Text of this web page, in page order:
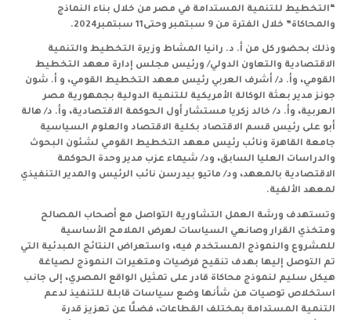
“التخطيط للتنمية المستدامة في مصر من خلال بناء النماذج
والمحاكاة” خلال الفترة من 9 سبتمبر وحتى11 سبتمبر2024.
وذلك بحضور كل من أ. د. رانيا المشاط وزيرة التخطيط والتنمية
الاقتصادية والتعاون الدولي/ ورئيس مجلس إدارة معهد التخطيط
القومي، وأ. د/ أشرف العربي رئيس معهد التخطيط القومي، و أ. شون
جونز مدير بعثة الوكالة الأمريكية للتنمية الدولية بجمهورية مصر
العربية، وأ. د/ خالد زكريا مستشار أول الحوكمة الاقتصادية، وأ. د/ هالة
أبو على رئيس قسم الاقتصاد بكلية الاقتصاد والعلوم السياسية
جامعة القاهرة ونائب رئيس معهد التخطيط القومي لشئون البحوث
والدراسات العليا السابق، ود/ شيماء عزب مدير وحدة الحوكمة
الاقتصادية بالمعهد، ود/ ماتيو بيدرسن نائب الرئيس والمدير التنفيذي
لمعهد الألفية.
وتستهدف ورشة العمل التشاورية التواصل مع أصحاب المصالح
ومتخذي القرار وصانعي السياسات لعرض الملامح الأساسية
للمشروع والنموذج المستخدم فيه، واستعراض النتائج المبدئية التي
تم التوصل إليها بهدف تنقيح فرضيات ومتغيرات النموذج لصياغة
هيكل سليم لنموذج محاكاة قادر على تمثيل الواقع المصري، إلى جانب
استخلاص توصيات من شأنها وضع سياسات قابلة للتنفيذ لدعم
التنمية المستدامة بمختلف القطاعات، فضلًا عن تعزيز قدرة